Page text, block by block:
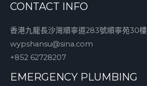
CONTACT INFO
香港九龍長沙灣順寧道283號順寧苑30樓
wypshansu@sina.com
+852 62728207
EMERGENCY PLUMBING